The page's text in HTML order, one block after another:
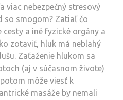
viac nebezpečný stresový
so smogom? Zatiaľ čo
a iné fyzické orgány a
zotaviť, hluk má neblahý
Zaťaženie hlukom sa
(aj v súčasnom živote)
môže viesť k
masáže by nemali